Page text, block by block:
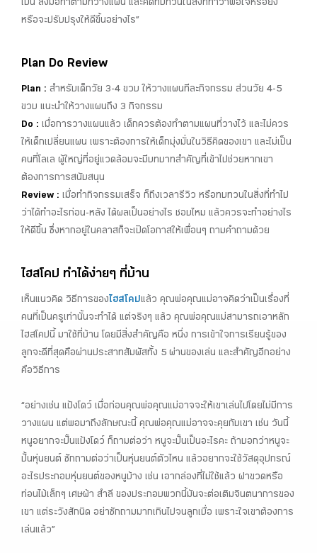
เป็น ลงมือทำตามที่วางแผน และคิดทบทวนในสิ่งที่ทำว่าพอใจหรือยัง
หรือจะปรับปรุงให้ดีขึ้นอย่างไร”
Plan Do Review
Plan : สำหรับเด็กวัย 3-4 ขวบ ให้วางแผนทีละกิจกรรม ส่วนวัย 4-5
ขวบ แนะนำให้วางแผนถึง 3 กิจกรรม
Do : เมื่อการวางแผนแล้ว เด็กควรต้องทำตามแผนที่วางไว้ และไม่ควร
ให้เด็กเปลี่ยนแผน เพราะต้องการให้เด็กมุ่งมั่นในวิธีคิดของเขา และไม่เป็น
คนที่โลเล ผู้ใหญ่ที่อยู่แวดล้อมจะมีบทบาทสำคัญที่เข้าไปช่วยหากเขา
ต้องการการสนับสนุน
Review : เมื่อทำกิจกรรมเสร็จ ก็ถึงเวลารีวิว หรือทบทวนในสิ่งที่ทำไป
ว่าได้ทำอะไรก่อน-หลัง ได้ผลเป็นอย่างไร ชอบไหม แล้วควรจะทำอย่างไร
ให้ดีขึ้น ซึ่งหากอยู่ในคลาสก็จะเปิดโอกาสให้เพื่อนๆ ถามคำถามด้วย
ไฮสโคป ทำได้ง่ายๆ ที่บ้าน
เห็นแนวคิด วิธีการของไฮสโคปแล้ว คุณพ่อคุณแม่อาจคิดว่าเป็นเรื่องที่
คนที่เป็นครูเท่านั้นจะทำได้ แต่จริงๆ แล้ว คุณพ่อคุณแม่สามารถเอาหลัก
ไฮสโคปนี้ มาใช้ที่บ้าน โดยมีสิ่งสำคัญคือ หนึ่ง การเข้าใจการเรียนรู้ของ
ลูกจะดีที่สุดคือผ่านประสาทสัมผัสทั้ง 5 ผ่านของเล่น และสำคัญอีกอย่าง
คือวิธีการ
“อย่างเช่น แป้งโดว์ เมื่อก่อนคุณพ่อคุณแม่อาจจะให้เขาเล่นไปโดยไม่มีการ
วางแผน แต่พอมาถึงลักษณะนี้ คุณพ่อคุณแม่อาจจะคุยกับเขา เช่น วันนี้
หนูอยากจะปั้นแป้งโดว์ ก็ถามต่อว่า หนูจะปั้นเป็นอะไรคะ ถ้าบอกว่าหนูจะ
ปั้นหุ่นยนต์ ซักถามต่อว่าเป็นหุ่นยนต์ตัวไหน แล้วอยากจะใช้วัสดุอุปกรณ์
อะไรประกอบหุ่นยนต์ของหนูบ้าง เช่น เอากล่องที่ไม่ใช้แล้ว ฝาขวดหรือ
ท่อนไม้เล็กๆ เศษผ้า สำลี ของประกอบพวกนี้มันจะต่อเติมจินตนาการของ
เขา แต่ระวังสักนิด อย่าซักถามมากเกินไปจนลูกเบื่อ เพราะใจเขาต้องการ
เล่นแล้ว”